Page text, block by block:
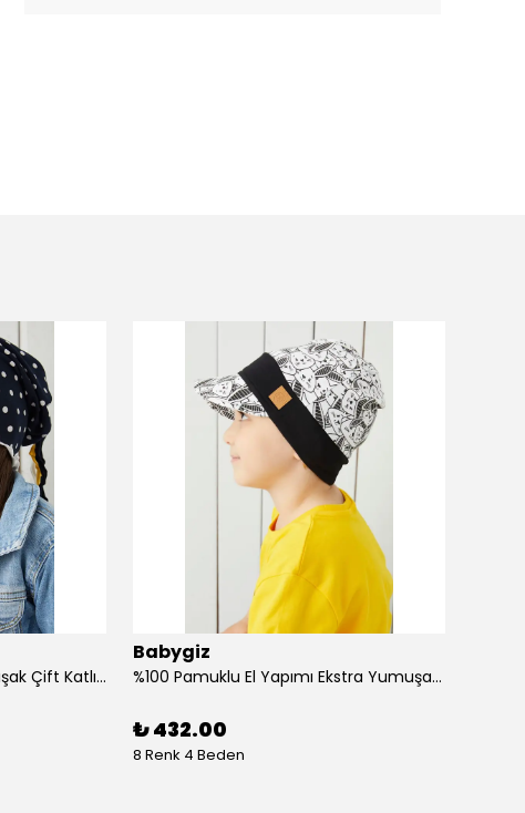
%100 Pamuklu Doğal Yumuşak Çift Katlı Penye Kız Çocuk Bebek Bere
Babygiz
%100 Pamuklu El Yapımı Ekstra Yumuşak Bebek Çocuk Vizyerli Siyah Beyaz Desenli Şapka
₺ 432.00
8 Renk 4 Beden